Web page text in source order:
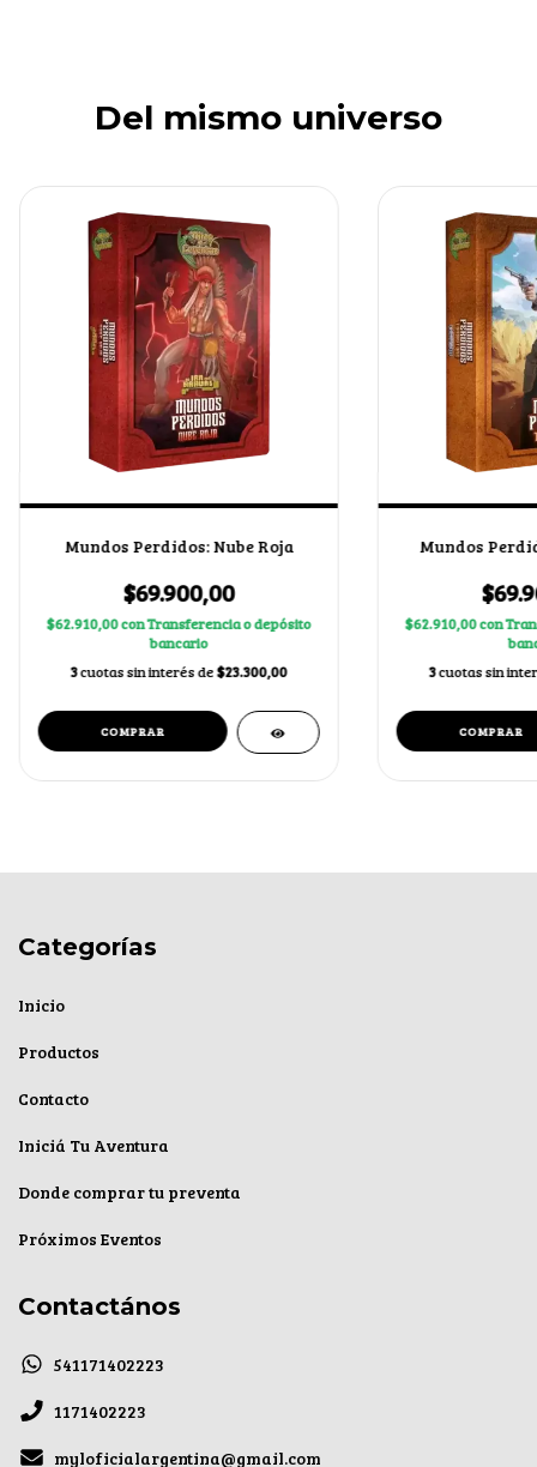
Del mismo universo
Mundos Perdidos: Nube Roja
$69.900,00
$62.910,00conTransferencia o depósito
bancario
3cuotas sin interés de$23.300,00
Mundos
$62.910,00con
3cuotas sin
Categorías
Inicio
Productos
Contacto
Iniciá Tu Aventura
Donde comprar tu preventa
Próximos Eventos
Contactános
541171402223
1171402223
myloficialargentina@gmail.com